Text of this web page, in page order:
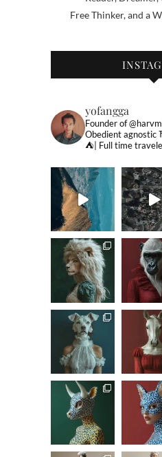
Free Thinker, and a
yofangga
Founder of
Obedient agnostic
⛺️| Full time